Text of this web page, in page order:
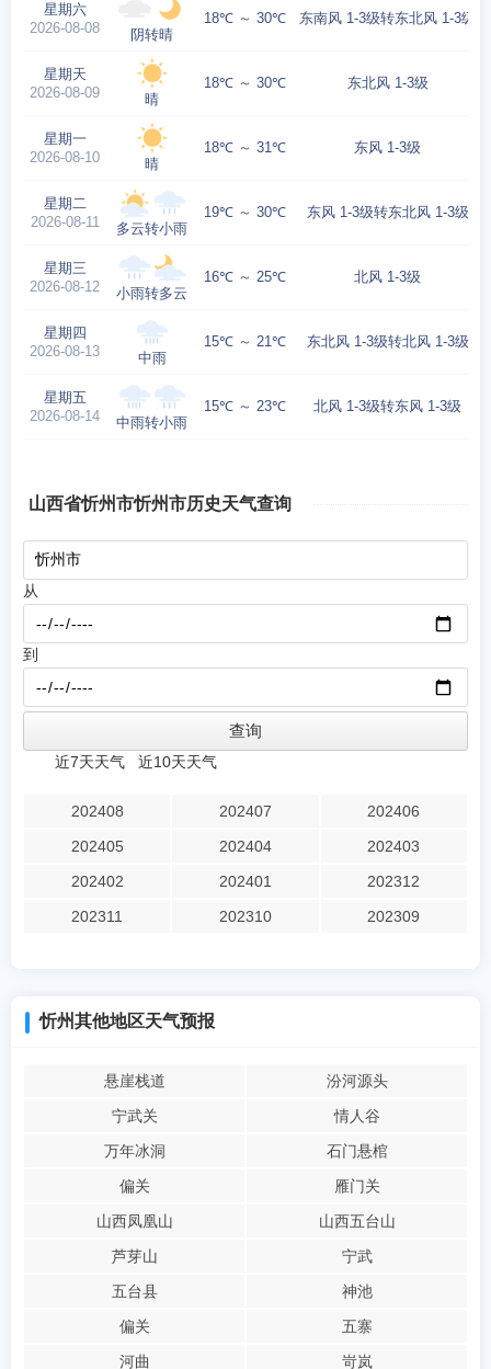
星期六
2026-08-08
阴转晴
18℃ ～ 30℃ 东南风 1-3级转东北风 1-3级
星期天
2026-08-09
晴
18℃ ～ 30℃ 东北风 1-3级
星期一
2026-08-10
晴
18℃ ～ 31℃ 东风 1-3级
星期二
2026-08-11
多云转小雨
19℃ ～ 30℃ 东风 1-3级转东北风 1-3级
星期三
2026-08-12
小雨转多云
16℃ ～ 25℃ 北风 1-3级
星期四
2026-08-13
中雨
15℃ ～ 21℃ 东北风 1-3级转北风 1-3级
星期五
2026-08-14
中雨转小雨
15℃ ～ 23℃ 北风 1-3级转东风 1-3级
山西省忻州市忻州市历史天气查询
从
到
近7天天气 近10天天气
202408 202407
202406
202405
202404
202403
202402
202401
202312
202311
202310 202309
忻州其他地区天气预报
悬崖栈道
汾河源头
宁武关
情人谷
万年冰洞
石门悬棺
偏关
雁门关
山西凤凰山
山西五台山
芦芽山
宁武
五台县
神池
偏关
五寨
河曲
岢岚